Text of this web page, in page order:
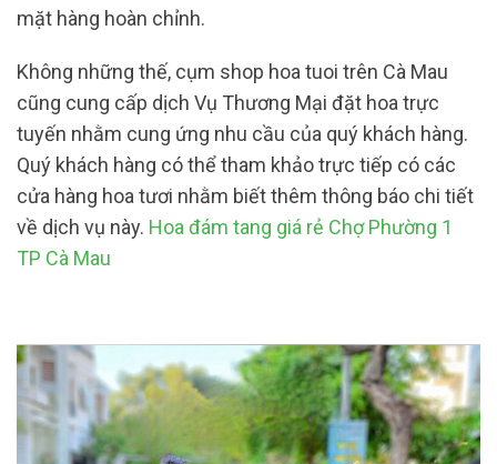
mặt hàng hoàn chỉnh.
Không những thế, cụm shop hoa tuoi trên Cà Mau
cũng cung cấp dịch Vụ Thương Mại đặt hoa trực
tuyến nhằm cung ứng nhu cầu của quý khách hàng.
Quý khách hàng có thể tham khảo trực tiếp có các
cửa hàng hoa tươi nhằm biết thêm thông báo chi tiết
về dịch vụ này. Hoa đám tang giá rẻ Chợ Phường 1
TP Cà Mau